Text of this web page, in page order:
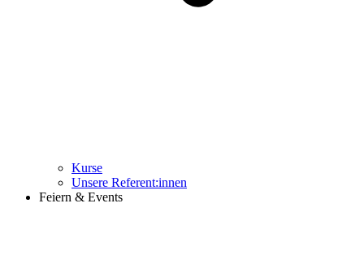
Kurse
Unsere Referent:innen
Feiern & Events